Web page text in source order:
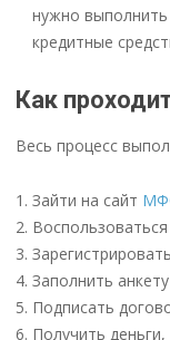
нужно выполнить
кредитные
Как
Весь процесс
Зайти на сайт
Заполнить
Подписать
Получить